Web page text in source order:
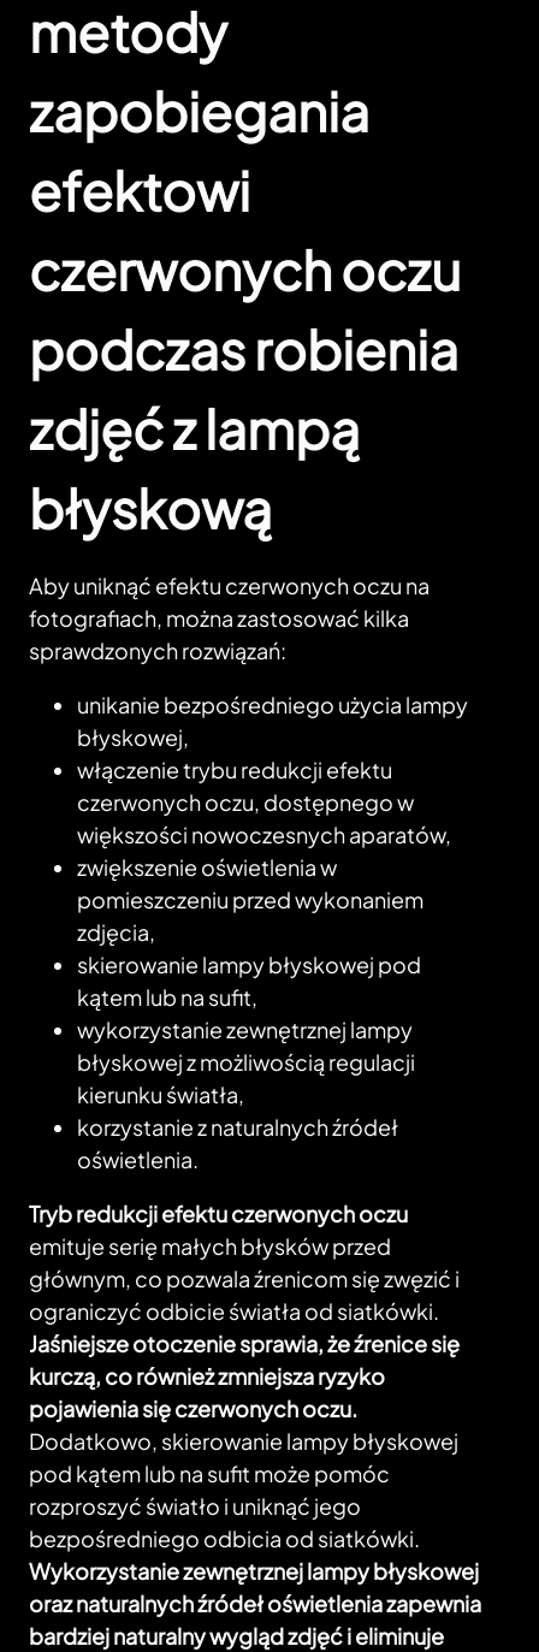
metody
zapobiegania
efektowi
czerwonych oczu
podczas robienia
zdjęć z lampą
błyskową
Aby uniknąć efektu czerwonych oczu na
fotografiach, można zastosować kilka
sprawdzonych rozwiązań:
unikanie bezpośredniego użycia lampy
błyskowej,
włączenie trybu redukcji efektu
czerwonych oczu, dostępnego w
większości nowoczesnych aparatów,
zwiększenie oświetlenia w
pomieszczeniu przed wykonaniem
zdjęcia,
skierowanie lampy błyskowej pod
kątem lub na sufit,
wykorzystanie zewnętrznej lampy
błyskowej z możliwością regulacji
kierunku światła,
korzystanie z naturalnych źródeł
oświetlenia.
Tryb redukcji efektu czerwonych oczu
emituje serię małych błysków przed
głównym, co pozwala źrenicom się zwęzić i
ograniczyć odbicie światła od siatkówki.
Jaśniejsze otoczenie sprawia, że źrenice się
kurczą, co również zmniejsza ryzyko
pojawienia się czerwonych oczu.
Dodatkowo, skierowanie lampy błyskowej
pod kątem lub na sufit może pomóc
rozproszyć światło i uniknąć jego
bezpośredniego odbicia od siatkówki.
Wykorzystanie zewnętrznej lampy błyskowej
oraz naturalnych źródeł oświetlenia zapewnia
bardziej naturalny wygląd zdjęć i eliminuje